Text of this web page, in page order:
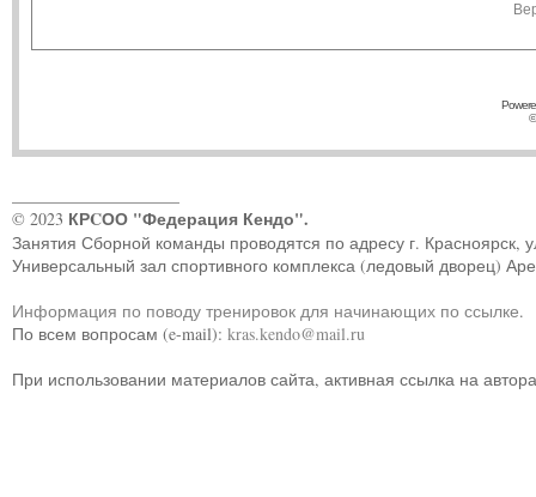
© 2023 КРCОО "Федерация Кендо".
Занятия Сборной команды проводятся по адресу г. Красноярск,
Универсальный зал спортивного комплекса (ледовый дворец)
Информация по поводу тренировок для начинающих по ссылке.
По всем вопросам (e-mail): kras.kendo@mail.ru
При использовании материалов сайта, активная ссылка на